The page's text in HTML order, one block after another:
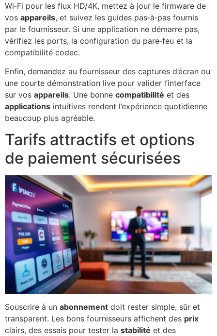
Wi‑Fi pour les flux HD/4K, mettez à jour le firmware de
vos appareils, et suivez les guides pas‑à‑pas fournis
par le fournisseur. Si une application ne démarre pas,
vérifiez les ports, la configuration du pare‑feu et la
compatibilité codec.
Enfin, demandez au fournisseur des captures d’écran ou
une courte démonstration live pour valider l’interface
sur vos appareils. Une bonne compatibilité et des
applications intuitives rendent l’expérience quotidienne
beaucoup plus agréable.
Tarifs attractifs et options
de paiement sécurisées
Souscrire à un abonnement doit rester simple, sûr et
transparent. Les bons fournisseurs affichent des prix
clairs, des essais pour tester la stabilité et des